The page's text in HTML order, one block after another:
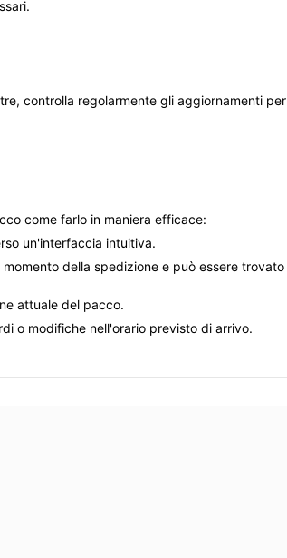
controlla regolarmente gli aggiornamenti per
come farlo in maniera efficace:
un'interfaccia intuitiva.
della spedizione e può essere trovato
attuale del pacco.
o modifiche nell'orario previsto di arrivo.